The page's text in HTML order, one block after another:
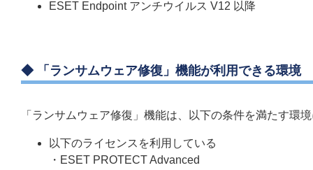
ESET Endpoint アンチウイルス V12 以降
◆ 「ランサムウェア修復」機能が利用できる環境
「ランサムウェア修復」機能は、以下の条件を満たす環
以下のライセンスを利用している
・ESET PROTECT Advanced